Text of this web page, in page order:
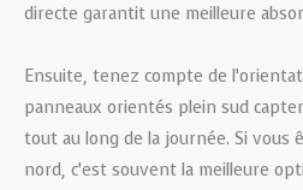
directe garantit une meilleure
Ensuite, tenez compte de
panneaux orientés plein sud
tout au long de la journée. Si vous
nord, c’est souvent la meilleure